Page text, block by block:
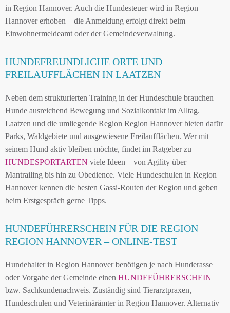
in Region Hannover. Auch die Hundesteuer wird in Region
Hannover erhoben – die Anmeldung erfolgt direkt beim
Einwohnermeldeamt oder der Gemeindeverwaltung.
HUNDEFREUNDLICHE ORTE UND
FREILAUFFLÄCHEN IN LAATZEN
Neben dem strukturierten Training in der Hundeschule brauchen
Hunde ausreichend Bewegung und Sozialkontakt im Alltag.
Laatzen und die umliegende Region Region Hannover bieten dafür
Parks, Waldgebiete und ausgewiesene Freilaufflächen. Wer mit
seinem Hund aktiv bleiben möchte, findet im Ratgeber zu
HUNDESPORTARTEN viele Ideen – von Agility über
Mantrailing bis hin zu Obedience. Viele Hundeschulen in Region
Hannover kennen die besten Gassi-Routen der Region und geben
beim Erstgespräch gerne Tipps.
HUNDEFÜHRERSCHEIN FÜR DIE REGION
REGION HANNOVER – ONLINE-TEST
Hundehalter in Region Hannover benötigen je nach Hunderasse
oder Vorgabe der Gemeinde einen HUNDEFÜHRERSCHEIN
bzw. Sachkundenachweis. Zuständig sind Tierarztpraxen,
Hundeschulen und Veterinärämter in Region Hannover. Alternativ